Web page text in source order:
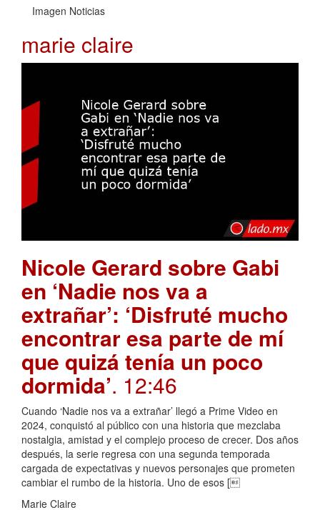
Imagen Noticias
marie claire
Nicole Gerard sobre Gabi
en ‘Nadie nos va a
extrañar’: ‘Disfruté mucho
encontrar esa parte de mí
que quizá tenía un poco
dormida’. 12:46
Cuando ‘Nadie nos va a extrañar’ llegó a Prime Video en
2024, conquistó al público con una historia que mezclaba
nostalgia, amistad y el complejo proceso de crecer. Dos años
después, la serie regresa con una segunda temporada
cargada de expectativas y nuevos personajes que prometen
cambiar el rumbo de la historia. Uno de esos [
Marie Claire